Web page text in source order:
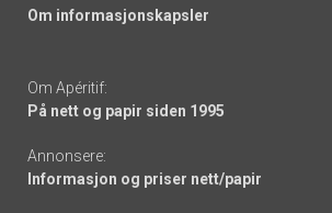
Om informasjonskapsler
Om Apéritif:
På nett og papir siden 1995
Annonsere:
Informasjon og priser nett/papir